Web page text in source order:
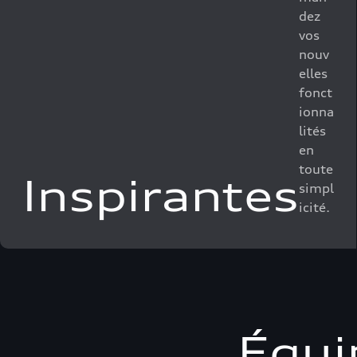
Inspirantes
dez
vos
nouv
elles
fonct
ionna
lités
en
toute
simpl
icité.